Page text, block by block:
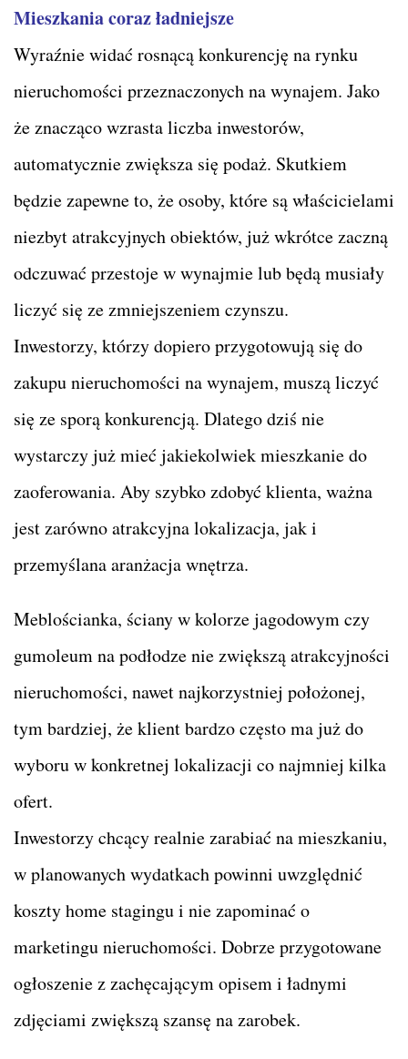
Mieszkania coraz ładniejsze
Wyraźnie widać rosnącą konkurencję na rynku
nieruchomości przeznaczonych na wynajem. Jako
że znacząco wzrasta liczba inwestorów,
automatycznie zwiększa się podaż. Skutkiem
będzie zapewne to, że osoby, które są właścicielami
niezbyt atrakcyjnych obiektów, już wkrótce zaczną
odczuwać przestoje w wynajmie lub będą musiały
liczyć się ze zmniejszeniem czynszu.
Inwestorzy, którzy dopiero przygotowują się do
zakupu nieruchomości na wynajem, muszą liczyć
się ze sporą konkurencją. Dlatego dziś nie
wystarczy już mieć jakiekolwiek mieszkanie do
zaoferowania. Aby szybko zdobyć klienta, ważna
jest zarówno atrakcyjna lokalizacja, jak i
przemyślana aranżacja wnętrza.
Meblościanka, ściany w kolorze jagodowym czy
gumoleum na podłodze nie zwiększą atrakcyjności
nieruchomości, nawet najkorzystniej położonej,
tym bardziej, że klient bardzo często ma już do
wyboru w konkretnej lokalizacji co najmniej kilka
ofert.
Inwestorzy chcący realnie zarabiać na mieszkaniu,
w planowanych wydatkach powinni uwzględnić
koszty home stagingu i nie zapominać o
marketingu nieruchomości. Dobrze przygotowane
ogłoszenie z zachęcającym opisem i ładnymi
zdjęciami zwiększą szansę na zarobek.